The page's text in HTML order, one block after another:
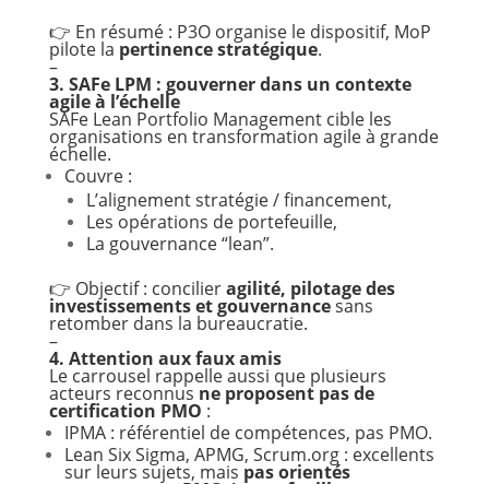
👉 En résumé : P3O organise le dispositif, MoP
pilote la pertinence stratégique.
–
3. SAFe LPM : gouverner dans un contexte
agile à l’échelle
SAFe Lean Portfolio Management cible les
organisations en transformation agile à grande
échelle.
Couvre :
L’alignement stratégie / financement,
Les opérations de portefeuille,
La gouvernance “lean”.
👉 Objectif : concilieragilité, pilotage des
investissements et gouvernancesans
retomber dans la bureaucratie.
–
4. Attention aux faux amis
Le carrousel rappelle aussi que plusieurs
acteurs reconnus ne proposent pas de
certification PMO :
IPMA : référentiel de compétences, pas PMO.
Lean Six Sigma, APMG, Scrum.org : excellents
sur leurs sujets, mais pas orientés